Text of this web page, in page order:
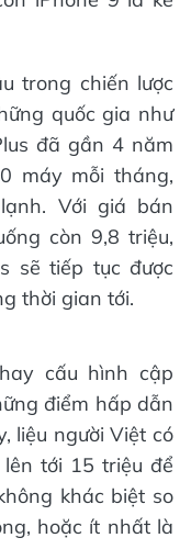
trong chiến lược
quốc gia như
đã gần 4 năm
máy mỗi tháng,
Với giá bán
còn 9,8 triệu,
sẽ tiếp tục được
thời gian tới.
cấu hình cập
điểm hấp dẫn
liệu người Việt có
tới 15 triệu để
khác biệt so
hoặc ít nhất là